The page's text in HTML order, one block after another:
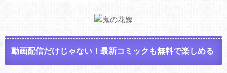
動画配信だけじゃない！最新コミックも無料で楽しめる